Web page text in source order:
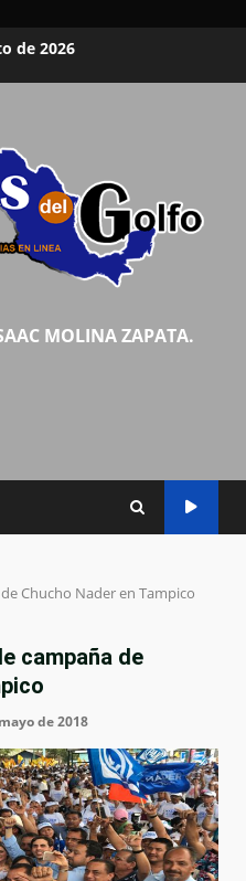
de 2026
MOLINA ZAPATA.
Chucho Nader en Tampico
campaña de
de 2018